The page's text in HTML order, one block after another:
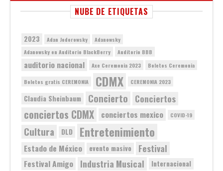
NUBE DE ETIQUETAS
2023 Adan Jodorowsky
Adanowsky
Adanowsky en Auditorio BlackBerry
Auditorio BBB
auditorio nacional Axe Ceremonia 2023 Boletos Ceremonia
Boletos gratis CEREMONIA CDMX CEREMONIA 2023
Claudia Sheinbaum Concierto Conciertos
conciertos CDMX conciertos mexico COVID-19
Cultura DLD Entretenimiento
Estado de México evento masivo Festival
Festival Amigo Industria Musical Internacional